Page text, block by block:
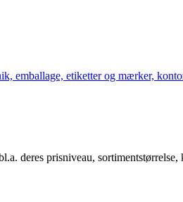
emballage, etiketter og mærker,
deres prisniveau,